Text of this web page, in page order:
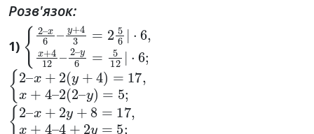
Розв'язок:
1) {2–x6–y+4 3=256 |
6 ,x+412– 2–
y6=512|·6 ;
{2–
x+2(y +4)=17,x+ 4–
2(2–y )= 5;
{2–
x+2y+8 =17,x+ 4–
4+2y=5 ;